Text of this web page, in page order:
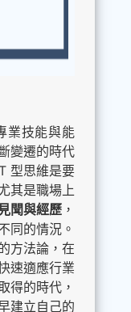
業技能與能
變遷的時代
型思維是要
其是職場上
聞與經歷 ，
同的情況。
方法論，在
速適應行業
得的時代，
建立自己的